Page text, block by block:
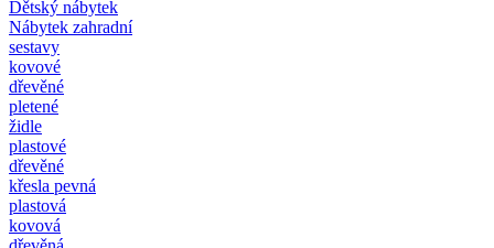
Dětský nábytek
Nábytek zahradní
sestavy
kovové
dřevěné
pletené
židle
plastové
dřevěné
křesla pevná
plastová
kovová